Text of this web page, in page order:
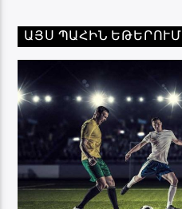
ԱՅՍ ՊԱՀԻՆ ԵԹԵՐՈՒՄ